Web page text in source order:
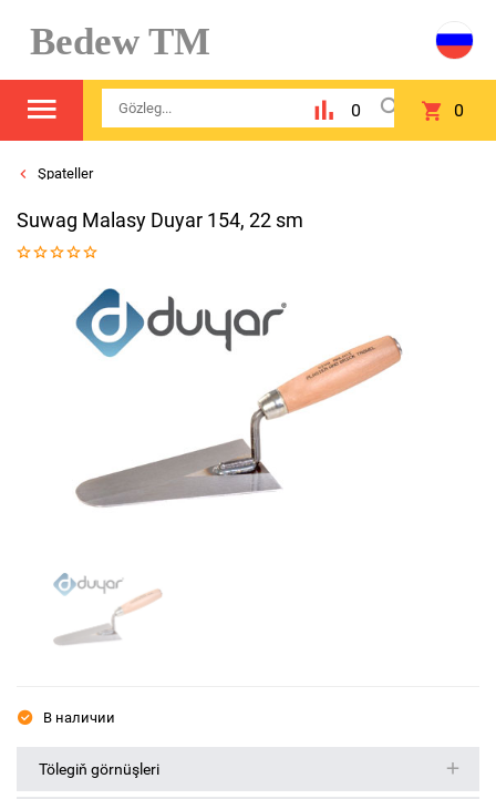
Bedew TM
0 0
Şpateller
Suwag Malasy Duyar 154, 22 sm
В наличии
Tölegiň görnüşleri